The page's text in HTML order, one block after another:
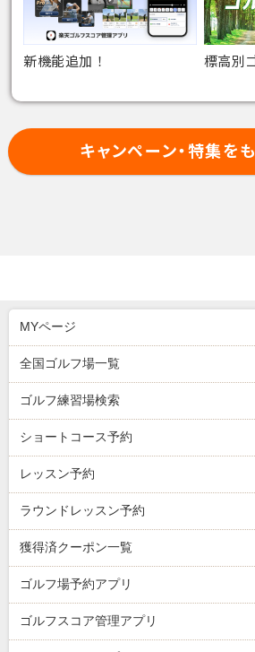
新機能追加！ 標高別
キャンペーン・特集を
MYページ
全国ゴルフ場一覧
ゴルフ練習場検索
ショートコース予約
レッスン予約
ラウンドレッスン予約
獲得済クーポン一覧
ゴルフ場予約アプリ
ゴルフスコア管理アプリ